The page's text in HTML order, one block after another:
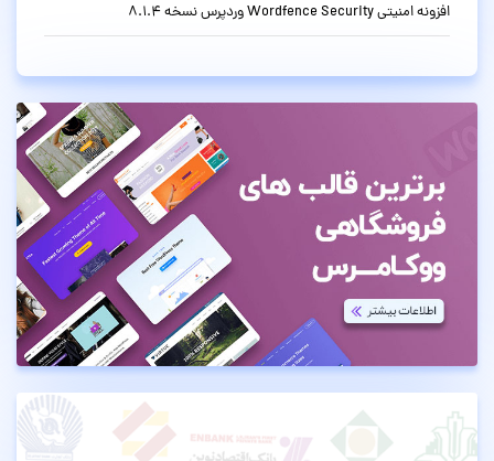
افزونه امنیتی Wordfence Security وردپرس نسخه 8.1.4